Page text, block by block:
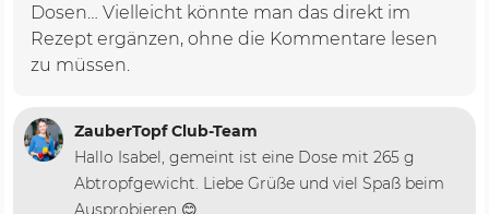
Dosen… Vielleicht könnte man das direkt im
Rezept ergänzen, ohne die Kommentare lesen
zu müssen.
ZauberTopf Club-Team
Hallo Isabel, gemeint ist eine Dose mit 265 g
Abtropfgewicht. Liebe Grüße und viel Spaß beim
Ausprobieren 😊